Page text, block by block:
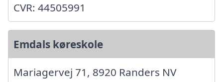
CVR: 44505991
Emdals køreskole
Mariagervej 71, 8920 Randers NV